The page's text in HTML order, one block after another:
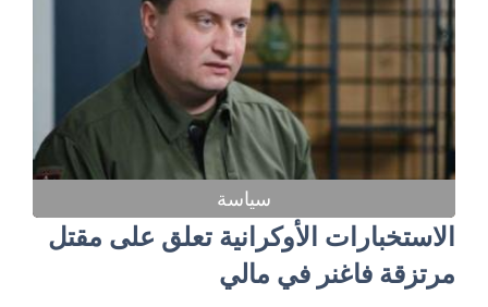
سياسة
الاستخبارات الأوكرانية تعلق على مقتل
مرتزقة فاغنر في مالي